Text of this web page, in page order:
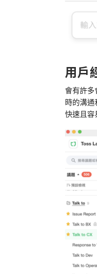
用戶
會有許多
時的溝通
快速且容